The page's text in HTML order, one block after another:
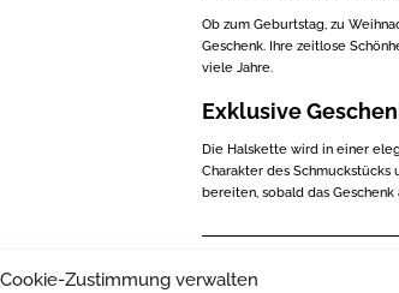
Cookie-Zustimmung verwalten
Ob zum Geburtstag, zu
Geschenk. Ihre zeitlose
viele Jahre.
Exklusive
Die Halskette wird in einer
Charakter des
bereiten, sobald das
Zusätzliche